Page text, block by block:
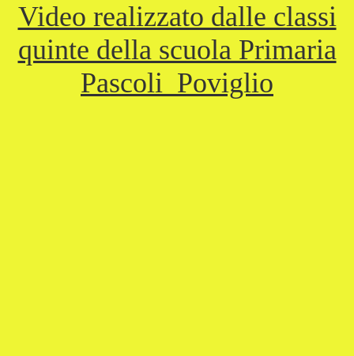
Video realizzato dalle classi
quinte della scuola Primaria
Pascoli_Poviglio